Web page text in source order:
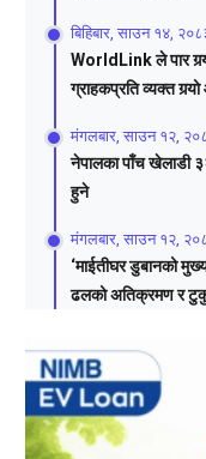
बिहिबार, साउन १४,
WorldLink ले पार
ग्राहकप्रति व्यक्त
मंगलबार, साउन १२,
नेपालका पाँच खेलाडी
हुने
मंगलबार, साउन १२,
‘माईतीघर डुबानको
ढलको अतिक्रमण र